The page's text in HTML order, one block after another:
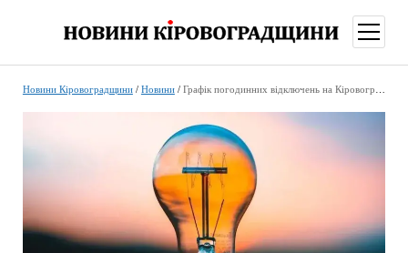
меню
Новини Кіровоградщини/ Новини/ Графік погодинних відключень на Кіровоградщині 24 листопада